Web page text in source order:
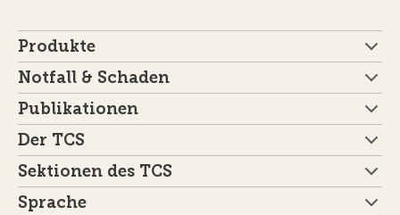
Produkte
Notfall & Schaden
Publikationen
Der TCS
Sektionen des TCS
Sprache